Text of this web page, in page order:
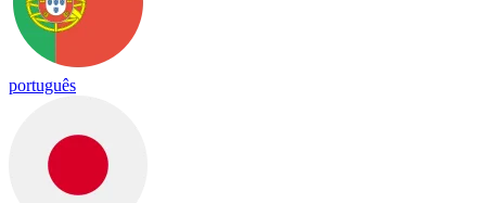
português